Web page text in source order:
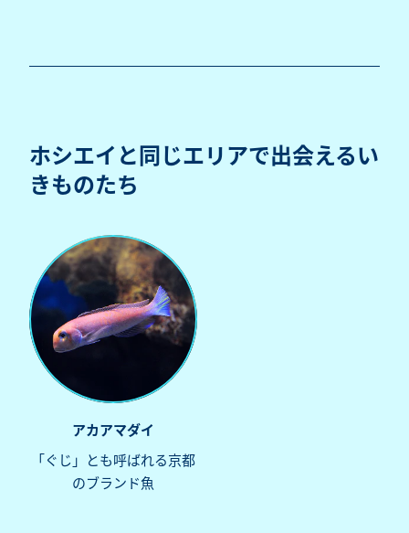
ホシエイと同じエリアで出会えるい
きものたち
アカアマダイ
「ぐじ」とも呼ばれる京都
のブランド魚